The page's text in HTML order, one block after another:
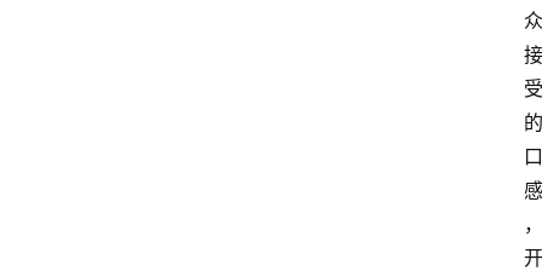
众
接
受
的
口
感
，
开